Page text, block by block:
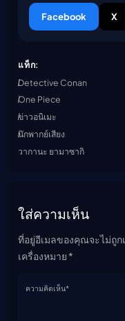
Facebook X
แท็ก:
Detective Conan
One Piece
ข่าวอนิเมะ
นักพากย์เสียง
วากานะ ยามาซากิ
ใส่ความเห็น
ที่อยู่อีเมลของคุณจะไม่ถูก
เครื่องหมาย *
ความคิดเห็น*